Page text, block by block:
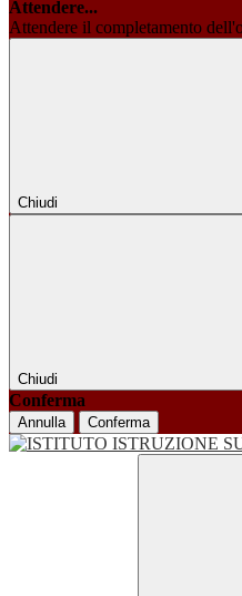
Attendere...
Attendere il completamento
Chiudi
Chiudi
Conferma
Annulla Conferma